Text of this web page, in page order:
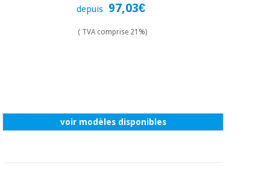
depuis 97,03€
( TVA comprise 21%)
voir modèles disponibles